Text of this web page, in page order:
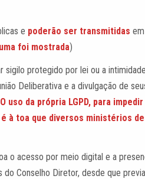
e poderão ser transmitidas
foi mostrada)
sigilo protegido por lei ou a
Deliberativa e a divulgação de
O uso da própria LGPD, para
à toa que diversos ministérios
o acesso por meio digital e a
do Conselho Diretor, desde que